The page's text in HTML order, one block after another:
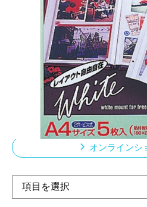
メーカー希望小売価格：
+ 税
フリー台紙とは、剥がしやすい糊
ルムをかけるので、空気をシャッ
とができます。当社ではフリー台
て、100年台紙やプラコート台紙、
紙等を販売しています。
オンラインシ